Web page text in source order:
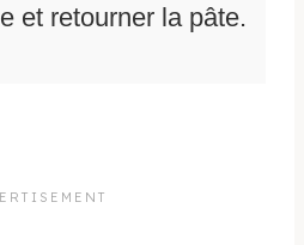
et retourner la pâte.